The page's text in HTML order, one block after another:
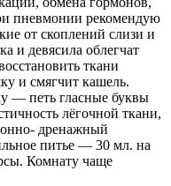
пневмонии рекомендую
от скоплений слизи и
и девясила облегчат
ткани
и смягчит кашель.
— петь гласные буквы
лёгочной ткани,
дренажный
питье — 30 мл. на
Комнату чаще